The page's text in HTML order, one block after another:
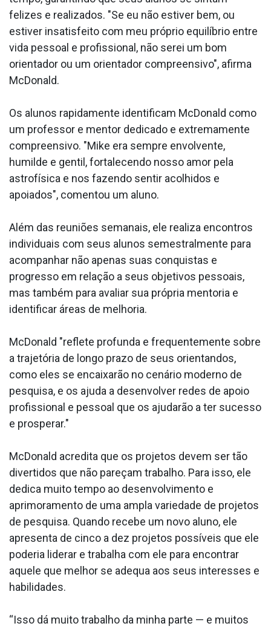
felizes e realizados. "Se eu não estiver bem, ou
estiver insatisfeito com meu próprio equilíbrio entre
vida pessoal e profissional, não serei um bom
orientador ou um orientador compreensivo", afirma
McDonald.
Os alunos rapidamente identificam McDonald como
um professor e mentor dedicado e extremamente
compreensivo. "Mike era sempre envolvente,
humilde e gentil, fortalecendo nosso amor pela
astrofísica e nos fazendo sentir acolhidos e
apoiados", comentou um aluno.
Além das reuniões semanais, ele realiza encontros
individuais com seus alunos semestralmente para
acompanhar não apenas suas conquistas e
progresso em relação a seus objetivos pessoais,
mas também para avaliar sua própria mentoria e
identificar áreas de melhoria.
McDonald "reflete profunda e frequentemente sobre
a trajetória de longo prazo de seus orientandos,
como eles se encaixarão no cenário moderno de
pesquisa, e os ajuda a desenvolver redes de apoio
profissional e pessoal que os ajudarão a ter sucesso
e prosperar."
McDonald acredita que os projetos devem ser tão
divertidos que não pareçam trabalho. Para isso, ele
dedica muito tempo ao desenvolvimento e
aprimoramento de uma ampla variedade de projetos
de pesquisa. Quando recebe um novo aluno, ele
apresenta de cinco a dez projetos possíveis que ele
poderia liderar e trabalha com ele para encontrar
aquele que melhor se adequa aos seus interesses e
habilidades.
“Isso dá muito trabalho da minha parte — e muitos